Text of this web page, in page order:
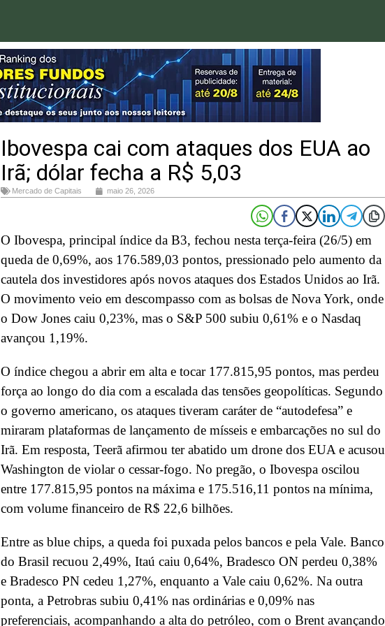
Ibovespa cai com ataques dos EUA ao
Irã; dólar fecha a R$ 5,03
Mercado de Capitais maio 26, 2026
O Ibovespa, principal índice da B3, fechou nesta terça-feira (26/5) em
queda de 0,69%, aos 176.589,03 pontos, pressionado pelo aumento da
cautela dos investidores após novos ataques dos Estados Unidos ao Irã.
O movimento veio em descompasso com as bolsas de Nova York, onde
o Dow Jones caiu 0,23%, mas o S&P 500 subiu 0,61% e o Nasdaq
avançou 1,19%.
O índice chegou a abrir em alta e tocar 177.815,95 pontos, mas perdeu
força ao longo do dia com a escalada das tensões geopolíticas. Segundo
o governo americano, os ataques tiveram caráter de “autodefesa” e
miraram plataformas de lançamento de mísseis e embarcações no sul do
Irã. Em resposta, Teerã afirmou ter abatido um drone dos EUA e acusou
Washington de violar o cessar-fogo. No pregão, o Ibovespa oscilou
entre 177.815,95 pontos na máxima e 175.516,11 pontos na mínima,
com volume financeiro de R$ 22,6 bilhões.
Entre as blue chips, a queda foi puxada pelos bancos e pela Vale. Banco
do Brasil recuou 2,49%, Itaú caiu 0,64%, Bradesco ON perdeu 0,38%
e Bradesco PN cedeu 1,27%, enquanto a Vale caiu 0,62%. Na outra
ponta, a Petrobras subiu 0,41% nas ordinárias e 0,09% nas
preferenciais, acompanhando a alta do petróleo, com o Brent avançando